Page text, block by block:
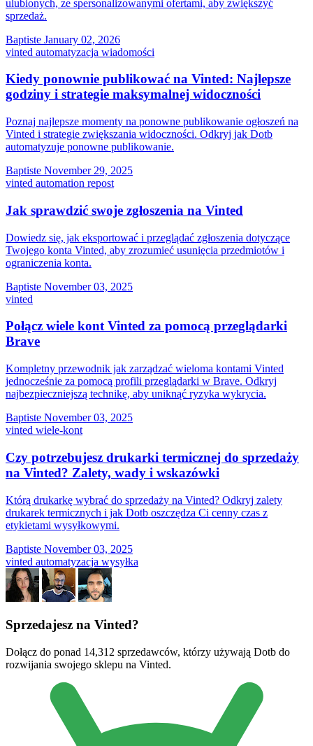
ulubionych, ze spersonalizowanymi ofertami, aby zwiększyć
sprzedaż.
Baptiste January 02, 2026
vinted automatyzacja wiadomości
Kiedy ponownie publikować na Vinted: Najlepsze
godziny i strategie maksymalnej widoczności
Poznaj najlepsze momenty na ponowne publikowanie ogłoszeń na
Vinted i strategie zwiększania widoczności. Odkryj jak Dotb
automatyzuje ponowne publikowanie.
Baptiste November 29, 2025
vinted automation repost
Jak sprawdzić swoje zgłoszenia na Vinted
Dowiedz się, jak eksportować i przeglądać zgłoszenia dotyczące
Twojego konta Vinted, aby zrozumieć usunięcia przedmiotów i
ograniczenia konta.
Baptiste November 03, 2025
vinted
Połącz wiele kont Vinted za pomocą przeglądarki
Brave
Kompletny przewodnik jak zarządzać wieloma kontami Vinted
jednocześnie za pomocą profili przeglądarki w Brave. Odkryj
najbezpieczniejszą technikę, aby uniknąć ryzyka wykrycia.
Baptiste November 03, 2025
vinted wiele-kont
Czy potrzebujesz drukarki termicznej do sprzedaży
na Vinted? Zalety, wady i wskazówki
Którą drukarkę wybrać do sprzedaży na Vinted? Odkryj zalety
drukarek termicznych i jak Dotb oszczędza Ci cenny czas z
etykietami wysyłkowymi.
Baptiste November 03, 2025
vinted automatyzacja wysyłka
Sprzedajesz na Vinted?
Dołącz do ponad 14,312 sprzedawców, którzy używają Dotb do
rozwijania swojego sklepu na Vinted.